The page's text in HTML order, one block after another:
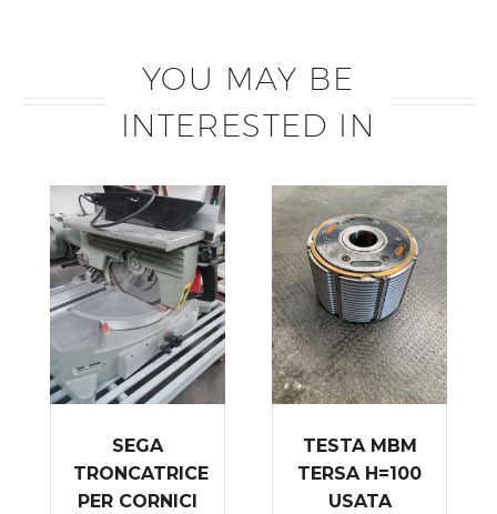
YOU MAY BE
INTERESTED IN
SEGA
TRONCATRICE
PER CORNICI
TESTA MBM
TERSA H=100
USATA